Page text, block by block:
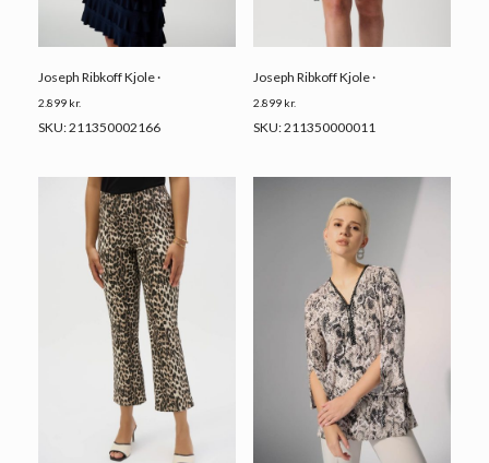
Joseph Ribkoff Kjole ·
2.899 kr.
SKU: 211350002166
Joseph Ribkoff Kjole ·
2.899 kr.
SKU: 211350000011